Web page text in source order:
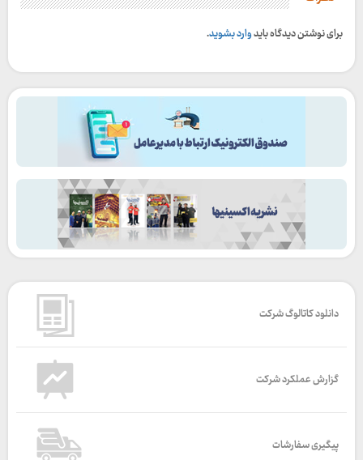
برای نوشتن دیدگاه بایدوارد بشوید.
دانلود کاتالوگ شرکت
گزارش عملکرد شرکت
پیگیری سفارشات